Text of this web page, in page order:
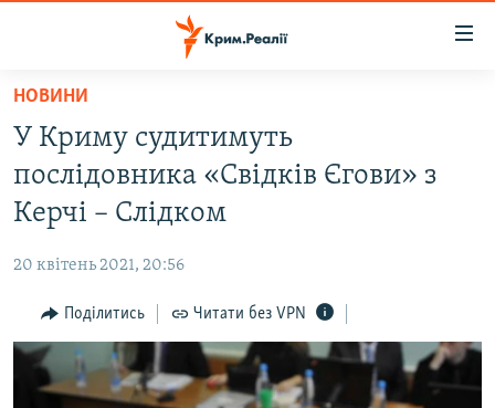
Перейти
основного
матеріалу
Перейти
до
основної
Перейти
до
пошуку
ВОДА.КРИМ
ВІДЕО ТА ФОТО
БЛОГИ
ПОГЛЯД
ІНТЕРВ'Ю
ВСЕ ЗА ДЕНЬ
НОВИНИ
У Криму судитимуть
послідовника «Свідків Єгови» з
Керчі – Слідком
20 квітень 2021, 20:56
Поділитись Читати без VPN